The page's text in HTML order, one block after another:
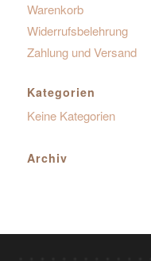
Warenkorb
Widerrufsbelehrung
Zahlung und Versand
Kategorien
Keine Kategorien
Archiv